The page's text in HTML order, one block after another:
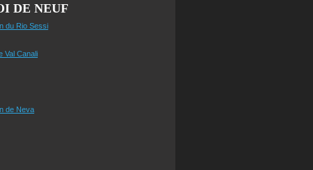
DE NEUF
du Rio Sessi
Val Canali
de Neva